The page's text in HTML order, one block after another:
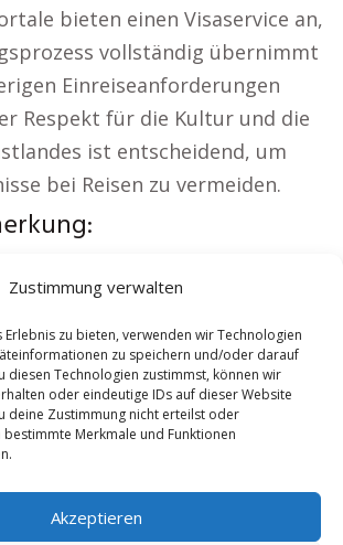
Zustimmung verwalten
zu bieten, verwenden wir Technologien
zu speichern und/oder darauf
diesen Technologien zustimmst, können wir
oder eindeutige IDs auf dieser Website
deine Zustimmung nicht erteilst oder
bestimmte Merkmale und Funktionen
Akzeptieren
bieten einen Visaservice an,
vollständig übernimmt
Einreiseanforderungen
Respekt für die Kultur und die
ist entscheidend, um
bei Reisen zu vermeiden.
Miesbach |Autovermietung
Miesbach|Hauskauf
Miesbach
]
post.